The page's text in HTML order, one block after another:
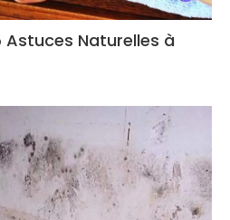
Astuces Naturelles à